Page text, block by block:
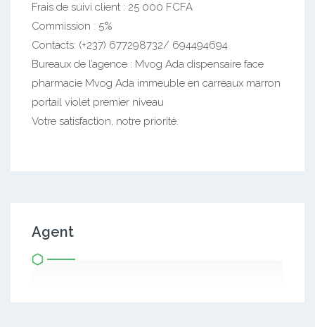
Frais de suivi client : 25 000 FCFA
Commission : 5%
Contacts: (+237) 677298732/ 694494694
Bureaux de l’agence : Mvog Ada dispensaire face
pharmacie Mvog Ada immeuble en carreaux marron
portail violet premier niveau
Votre satisfaction, notre priorité.
Agent